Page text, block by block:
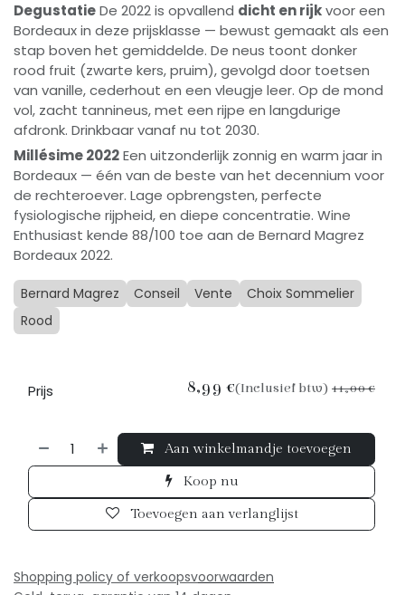
DegustatieDe 2022 is opvallend dicht en rijkvoor een
Bordeaux in deze prijsklasse — bewust gemaakt als een
stap boven het gemiddelde. De neus toont donker
rood fruit (zwarte kers, pruim), gevolgd door toetsen
van vanille, cederhout en een vleugje leer. Op de mond
vol, zacht tannineus, met een rijpe en langdurige
afdronk. Drinkbaar vanaf nu tot 2030.
Millésime 2022Een uitzonderlijk zonnig en warm jaar in
Bordeaux — één van de beste van het decennium voor
de rechteroever. Lage opbrengsten, perfecte
fysiologische rijpheid, en diepe concentratie. Wine
Enthusiast kende 88/100 toe aan de Bernard Magrez
Bordeaux 2022.
Bernard Magrez Conseil Vente
Choix Sommelier
Rood
Aan winkelmandje toevoegen
Koop nu
Toevoegen aan verlanglijst
Prijs 8,99 €(Inclusief btw) 11,00€
Shopping policy of verkoopsvoorwaarden